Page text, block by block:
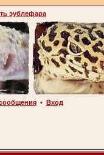
эублефара
• Вход